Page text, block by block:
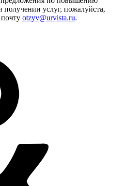
получении услуг, пожалуйста,
otzyv@urvista.ru.